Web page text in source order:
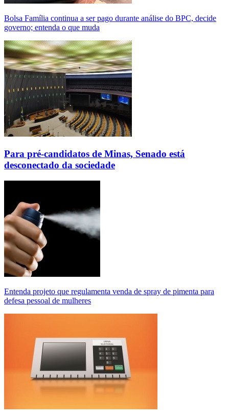
Bolsa Família continua a ser pago durante análise do BPC, decide
governo; entenda o que muda
Para pré-candidatos de Minas, Senado está
desconectado da sociedade
Entenda projeto que regulamenta venda de spray de pimenta para
defesa pessoal de mulheres